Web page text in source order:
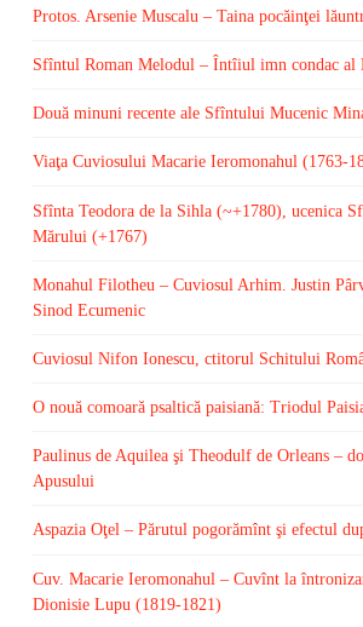
Protos. Arsenie Muscalu – Taina pocăinţei
Sfîntul Roman Melodul – Întîiul imn condac al
Două minuni recente ale Sfîntului Mucenic
Viaţa Cuviosului Macarie Ieromonahul (1763-
Sfînta Teodora de la Sihla (~+1780), ucenica
Mărului (+1767)
Monahul Filotheu – Cuviosul Arhim. Justin
Sinod Ecumenic
Cuviosul Nifon Ionescu, ctitorul Schitului
O nouă comoară psaltică paisiană: Triodul
Paulinus de Aquilea şi Theodulf de Orleans –
Apusului
Aspazia Oţel – Părutul pogorămînt şi efectul
Cuv. Macarie Ieromonahul – Cuvînt la
Dionisie Lupu (1819-1821)